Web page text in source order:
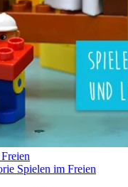
Spielen im Freien